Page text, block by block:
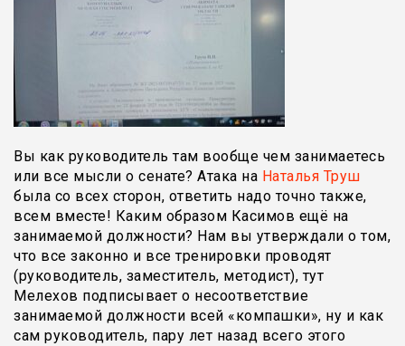
Вы как руководитель там вообще чем занимаетесь
или все мысли о сенате? Атака на Наталья Труш
была со всех сторон, ответить надо точно также,
всем вместе! Каким образом Касимов ещё на
занимаемой должности? Нам вы утверждали о том,
что все законно и все тренировки проводят
(руководитель, заместитель, методист), тут
Мелехов подписывает о несоответствие
занимаемой должности всей «компашки», ну и как
сам руководитель, пару лет назад всего этого